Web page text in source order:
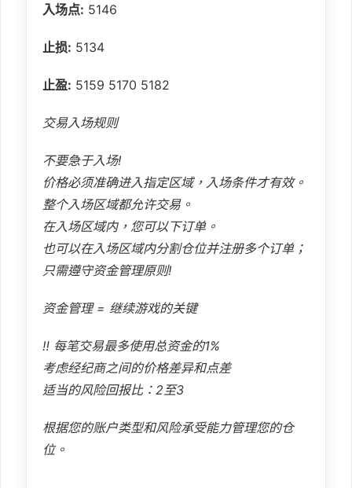
入场点: 5146
止损: 5134
止盈: 5159 5170 5182
交易入场规则
不要急于入场!
价格必须准确进入指定区域，入场条件才有效。
整个入场区域都允许交易。
在入场区域内，您可以下订单。
也可以在入场区域内分割仓位并注册多个订单；
只需遵守资金管理原则!
资金管理 = 继续游戏的关键
‼️ 每笔交易最多使用总资金的1%
考虑经纪商之间的价格差异和点差
适当的风险回报比：2至3
根据您的账户类型和风险承受能力管理您的仓
位。